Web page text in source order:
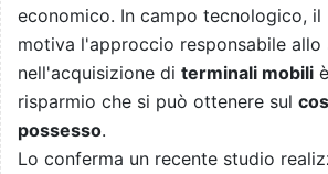
economico. In campo tecnologico,
motiva l'approccio responsabile
nell'acquisizione di terminali mobili
risparmio che si può ottenere sul
possesso.
Lo conferma un recente studio